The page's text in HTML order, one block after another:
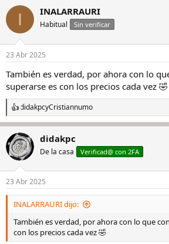
I INALARRAURI
Habitual Sin verificar
23 Abr 2025
También es verdad, por ahora con lo
superarse es con los precios cada vez 🤣
R
e
a
c
c
i
e
s
didakpcyCristiannumo
didakpc
De la casa Verificad@ con 2FA
23 Abr 2025
INALARRAURI dijo:
También es verdad, por ahora con lo que
con los precios cada vez 🤣